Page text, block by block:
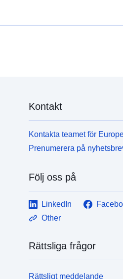
Kontakt
Kontakta teamet för
Prenumerera på
Följ oss på
LinkedIn
Other
Rättsliga frågor
Rättsligt meddelande